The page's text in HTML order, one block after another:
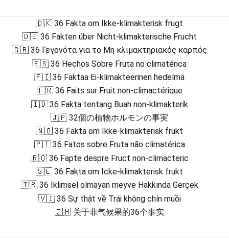
🇩🇰 36 Fakta om Ikke-klimakterisk frugt
🇩🇪 36 Fakten über Nicht-klimakterische Frucht
🇬🇷 36 Γεγονότα για το Μη κλιμακτηριακός καρπός
🇪🇸 36 Hechos Sobre Fruta no climatérica
🇫🇮 36 Faktaa Ei-klimakteerinen hedelmä
🇫🇷 36 Faits sur Fruit non-climactérique
🇮🇩 36 Fakta tentang Buah non-klimakterik
🇯🇵 32個の植物ホルモンの事実
🇳🇴 36 Fakta om Ikke-klimakterisk frukt
🇵🇹 36 Fatos sobre Fruta não climatérica
🇷🇴 36 Fapte despre Fruct non-climacteric
🇸🇪 36 Fakta om Icke-klimakterisk frukt
🇹🇷 36 İklimsel olmayan meyve Hakkında Gerçek
🇻🇮 36 Sự thật về Trái không chín muồi
🇿🇭 关于非气候果的36个事实